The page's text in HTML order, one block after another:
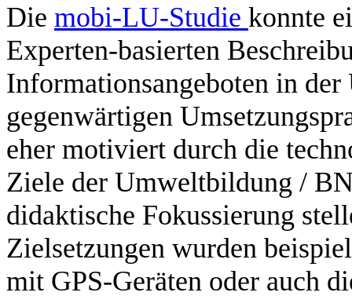
Die mobi-LU-Studie konnte
Experten-basierten
Informationsangeboten in
gegenwärtigen
eher motiviert durch die
Ziele der Umweltbildung /
didaktische Fokussierung
Zielsetzungen wurden
mit GPS-Geräten oder auch